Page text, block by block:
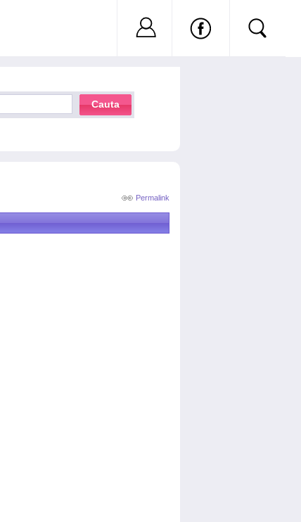
Permalink
Cauta
Nu ai cont?